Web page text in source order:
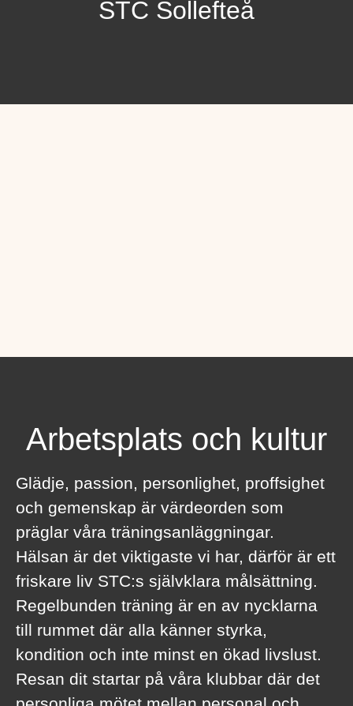
STC Sollefteå
Arbetsplats och kultur
Glädje, passion, personlighet, proffsighet
och gemenskap är värdeorden som
präglar våra träningsanläggningar.
Hälsan är det viktigaste vi har, därför är ett
friskare liv STC:s självklara målsättning.
Regelbunden träning är en av nycklarna
till rummet där alla känner styrka,
kondition och inte minst en ökad livslust.
Resan dit startar på våra klubbar där det